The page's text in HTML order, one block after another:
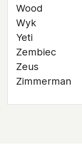
Wood
Wyk
Yeti
Zembiec
Zeus
Zimmerman